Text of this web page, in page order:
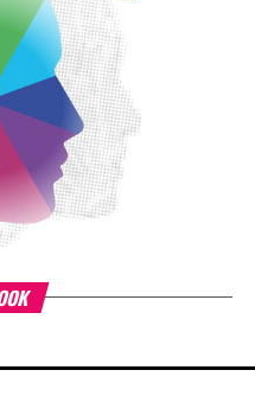
che sostiene il
tra 0 e 6 anni, con
di povertà e fragilità
percorsi di crescita
educanti.
a tutti gli asili nido
Fondazione
quanto la lettura
di famiglie e servizi